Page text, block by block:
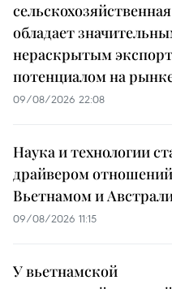
обладает
нераскрытым
потенциалом на
09/08/2026 22:08
Наука и технологии
драйвером
Вьетнамом и
09/08/2026 11:15
У вьетнамской